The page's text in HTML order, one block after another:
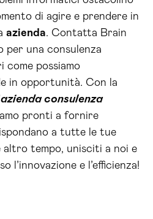
di agire e prendere in
azienda. Contatta Brain
per una consulenza
come possiamo
in opportunità. Con la
azienda consulenza
pronti a fornire
a tutte le tue
altro tempo, unisciti a noi e
l’innovazione e l’efficienza!